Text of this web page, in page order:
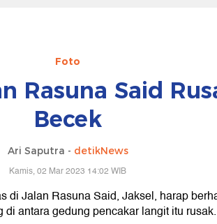
Foto
Rasuna Said
Becek
Ari Saputra - detikNews
Kamis, 02 Mar 2023 14:02 WIB
di Jalan Rasuna Said, Jaksel, harap
antara gedung pencakar langit itu rusak.